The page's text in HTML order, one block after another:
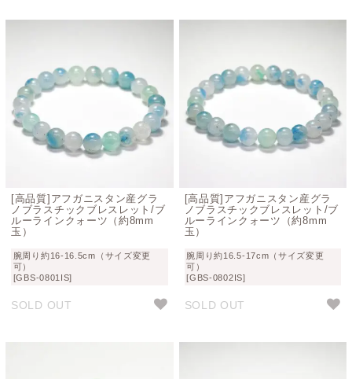
[高品質]アフガニスタン産グラ
ノブラスチックブレスレット/ブ
ルーラインクォーツ（約8mm
玉）
腕周り約16-16.5cm（サイズ変更
可）
[GBS-0801IS]
SOLD OUT
[高品質]アフガニスタン産グラ
ノブラスチックブレスレット/ブ
ルーラインクォーツ（約8mm
玉）
腕周り約16.5-17cm（サイズ変更
可）
[GBS-0802IS]
SOLD OUT